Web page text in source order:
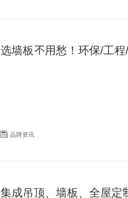
选墙板不用愁！环保/工
 品牌资讯
集成吊顶、墙板、全屋定